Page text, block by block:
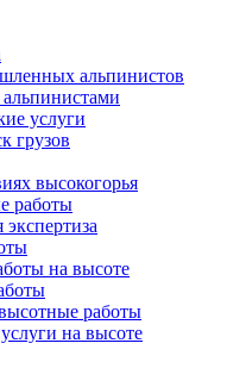
альпинистов
услуги
грузов
высокогорья
работы
экспертиза
на высоте
работы
на высоте